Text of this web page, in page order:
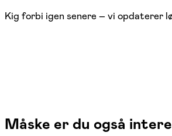
Kig forbi igen senere – vi opdaterer
Måske er du også